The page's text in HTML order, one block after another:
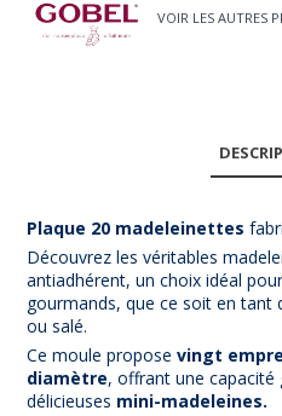
VOIR LES AUTRES
Plaque 20 madeleinettes
Découvrez les véritables
antiadhérent, un choix idéal
gourmands, que ce soit en tant
ou salé.
Ce moule proposevingt
diamètre, offrant une capacité
délicieuses mini-madeleines.